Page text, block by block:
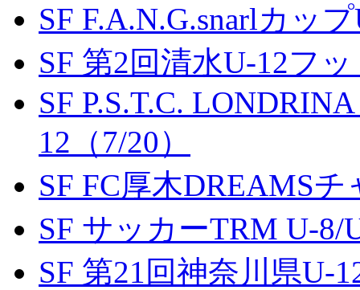
SF F.A.N.G.snarlカッ
SF 第2回清水U-12フ
SF P.S.T.C.
12（7/20）
SF FC厚木DREAMS
SF サッカーTRM U-8/
SF 第21回神奈川県U-